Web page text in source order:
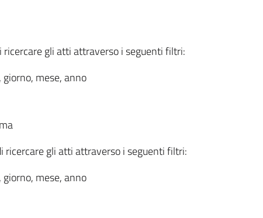
ricercare gli atti attraverso i seguenti filtri:
mese, anno
ricercare gli atti attraverso i seguenti filtri:
mese, anno